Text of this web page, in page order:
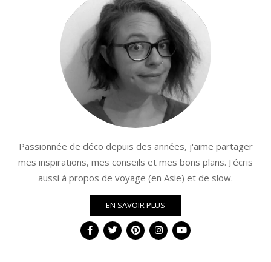
Passionnée de déco depuis des années, j'aime partager
mes inspirations, mes conseils et mes bons plans. J'écris
aussi à propos de voyage (en Asie) et de slow.
EN SAVOIR PLUS